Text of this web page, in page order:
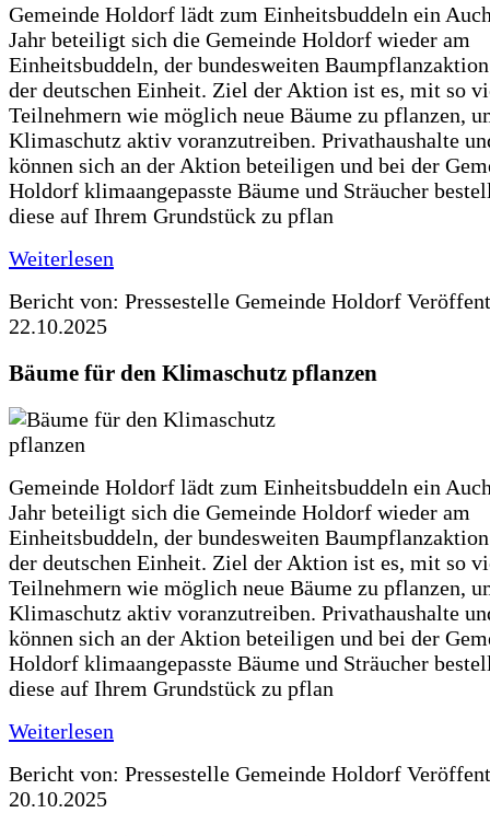
Gemeinde Holdorf lädt zum Einheitsbuddeln ein
Jahr beteiligt sich die Gemeinde Holdorf wieder am
Einheitsbuddeln, der bundesweiten
der deutschen Einheit. Ziel der Aktion ist es, mit so
Teilnehmern wie möglich neue Bäume zu pflanzen,
Klimaschutz aktiv voranzutreiben. Privathaushalte
können sich an der Aktion beteiligen und bei der
Holdorf klimaangepasste Bäume und Sträucher
diese auf Ihrem Grundstück zu pflan
Weiterlesen
Bericht von: Pressestelle Gemeinde Holdorf
22.10.2025
Bäume für den Klimaschutz pflanzen
Gemeinde Holdorf lädt zum Einheitsbuddeln ein
Jahr beteiligt sich die Gemeinde Holdorf wieder am
Einheitsbuddeln, der bundesweiten
der deutschen Einheit. Ziel der Aktion ist es, mit so
Teilnehmern wie möglich neue Bäume zu pflanzen,
Klimaschutz aktiv voranzutreiben. Privathaushalte
können sich an der Aktion beteiligen und bei der
Holdorf klimaangepasste Bäume und Sträucher
diese auf Ihrem Grundstück zu pflan
Weiterlesen
Bericht von: Pressestelle Gemeinde Holdorf
20.10.2025